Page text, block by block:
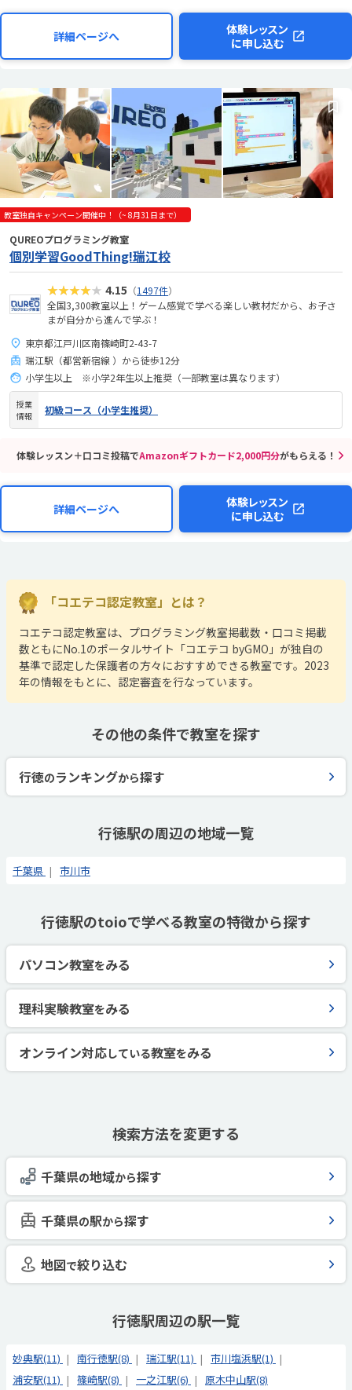
詳細ページへ
体験レッスン
に申し込む
教室独自キャンペーン開催中！（~ 8月31日まで）
QUREOプログラミング教室
個別学習GoodThing!瑞江校
★★★★★ 4.15 （1497件）
全国3,300教室以上！ゲーム感覚で学べる楽しい教材だから、お子さ
まが自分から進んで学ぶ！
東京都江戸川区南篠崎町2-43-7
瑞江駅（都営新宿線 ）から徒歩12分
小学生以上 ※小学2年生以上推奨（一部教室は異なります）
授業
情報
初級コース（小学生推奨）
体験レッスン＋口コミ投稿でAmazonギフトカード2,000円分がもらえる！
詳細ページへ
体験レッスン
に申し込む
「コエテコ認定教室」とは？
コエテコ認定教室は、プログラミング教室掲載数・口コミ掲載
数ともにNo.1のポータルサイト「コエテコ byGMO」が独自の
基準で認定した保護者の方々におすすめできる教室です。2023
年の情報をもとに、認定審査を行なっています。
その他の条件で教室を探す
行徳のランキングから探す
行徳駅の周辺の地域一覧
千葉県 市川市
行徳駅のtoioで学べる教室の特徴から探す
パソコン教室をみる
理科実験教室をみる
オンライン対応している教室をみる
検索方法を変更する
千葉県の地域から探す
千葉県の駅から探す
地図で絞り込む
行徳駅周辺の駅一覧
妙典駅(11) 南行徳駅(8) 瑞江駅(11)
市川塩浜駅(1)
浦安駅(11)
篠崎駅(8) 一之江駅(6) 原木中山駅(8)